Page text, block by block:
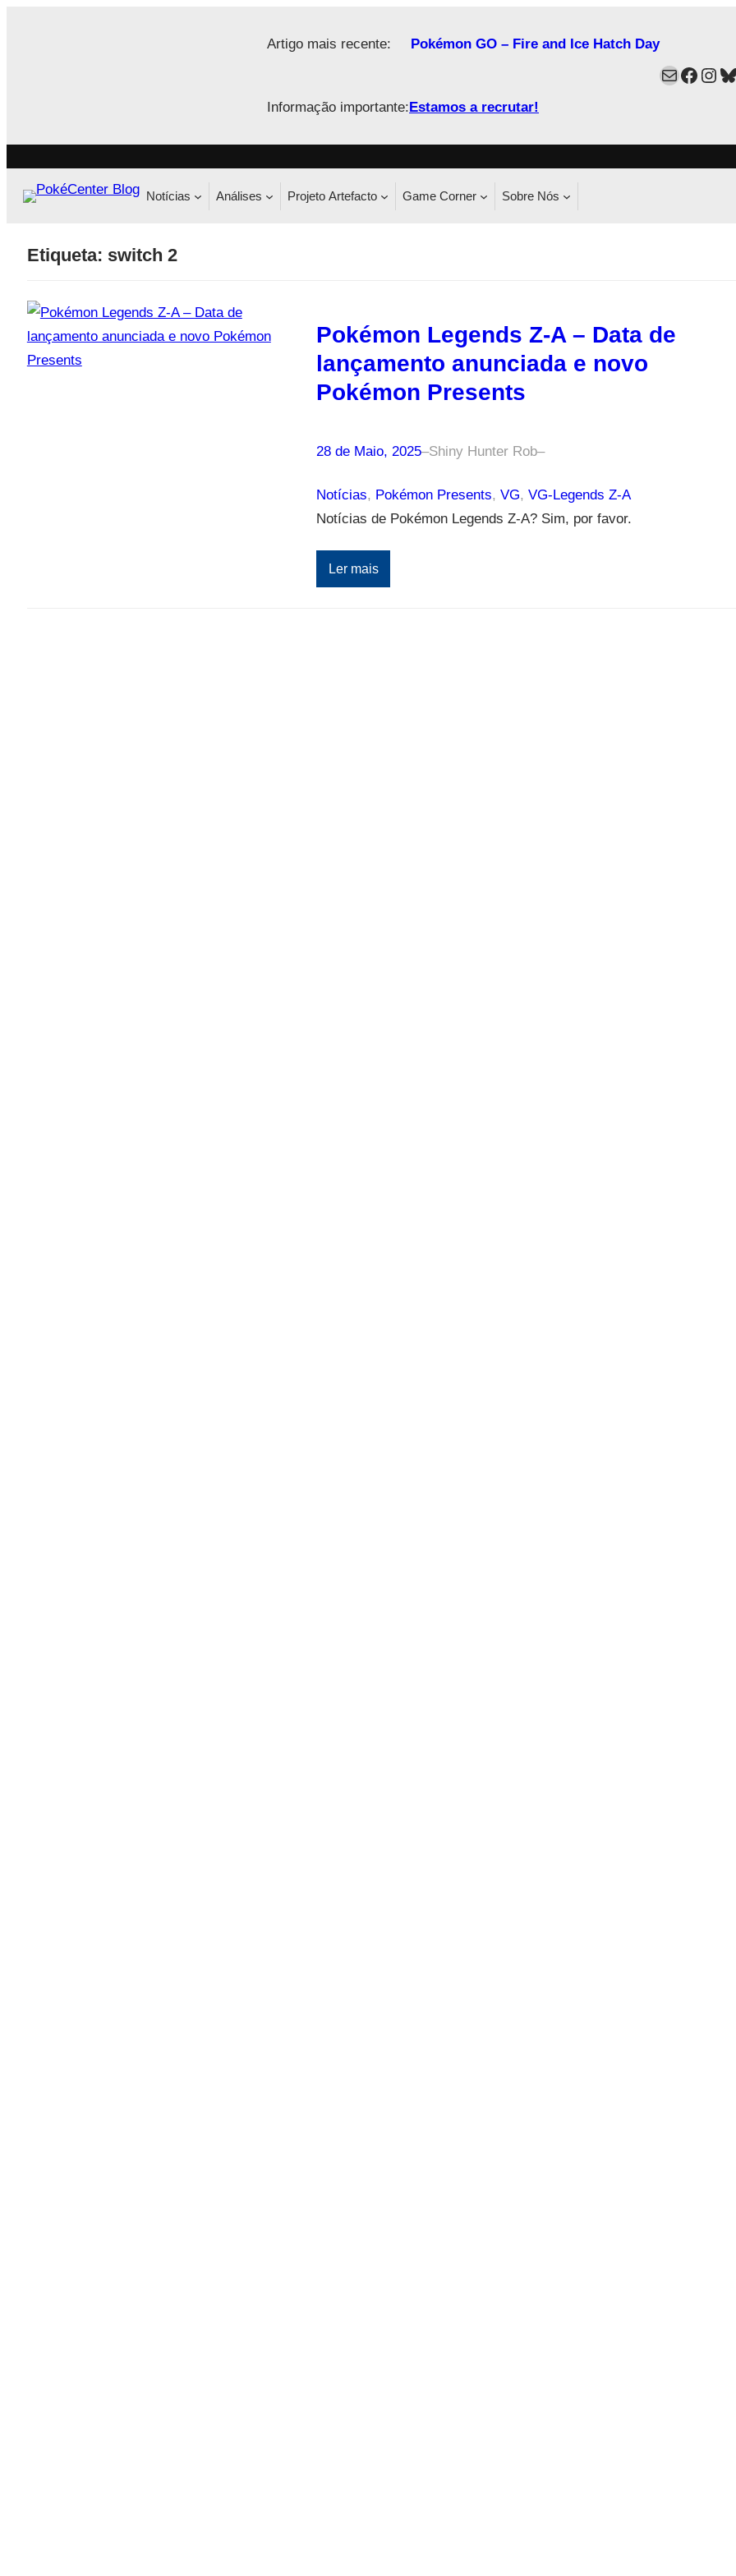
Artigo mais recente: Pokémon GO – Fire and Ice Hatch Day
Informação importante:Estamos a recrutar!
Mail
Notícias Análises Projeto Artefacto Game Corner Sobre Nós
Etiqueta: switch 2
Pokémon Legends Z-A – Data de
lançamento anunciada e novo
Pokémon Presents
28 de Maio, 2025–Shiny Hunter Rob–
Notícias, Pokémon Presents, VG, VG-Legends Z-A
Notícias de Pokémon Legends Z-A? Sim, por favor.
Ler mais